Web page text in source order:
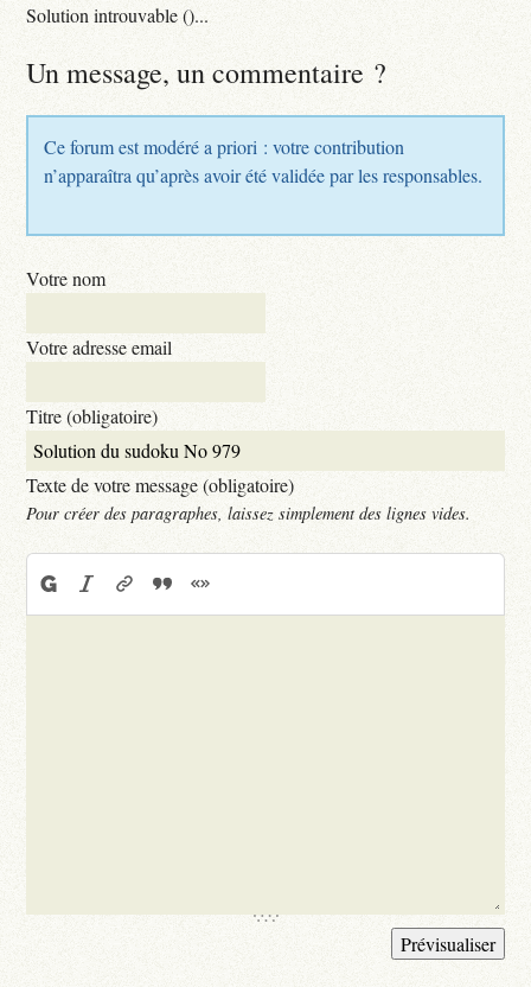
Solution introuvable ()...
Un message, un commentaire ?
Ce forum est modéré a priori : votre contribution
n’apparaîtra qu’après avoir été validée par les responsables.
Votre nom
Votre adresse email
Titre (obligatoire)
Texte de votre message (obligatoire)
Pour créer des paragraphes, laissez simplement des lignes vides.